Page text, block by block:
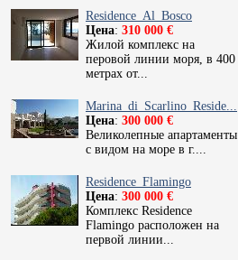
Residence_Al_Bosco
Цена: 310 000 €
Жилой комплекс на
перовой линии моря, в 400
метрах от...
Marina_di_Scarlino_Reside...
Цена: 300 000 €
Великолепные апартаменты
с видом на море в г....
Residence_Flamingo
Цена: 300 000 €
Комплекс Residence
Flamingo расположен на
первой линии...